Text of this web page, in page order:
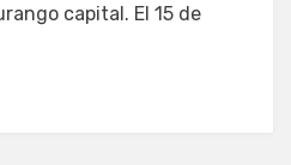
capital. El 15 de